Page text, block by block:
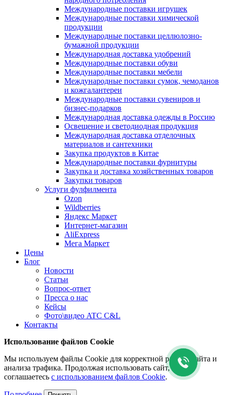
Международные поставки игрушек
Международные поставки химической
продукции
Международные поставки целлюлозно-
бумажной продукции
Международная доставка удобрений
Международные поставки обуви
Международные поставки мебели
Международные поставки сумок, чемоданов
и кожгалантереи
Международные поставки сувениров и
бизнес-подарков
Международная доставка одежды в Россию
Освещение и светодиодная продукция
Международная доставка отделочных
материалов и сантехники
Закупка продуктов в Китае
Международные поставки фурнитуры
Закупка и доставка хозяйственных товаров
Закупки товаров
Услуги фулфилмента
Ozon
Wildberries
Яндекс Маркет
Интернет-магазин
AliExpress
Мега Маркет
Цены
Блог
Новости
Статьи
Вопрос-ответ
Пресса о нас
Кейсы
Фото\видео ATC C&L
Контакты
Использование файлов Cookie
Мы используем файлы Cookie для корректной работы сайта и
анализа трафика. Продолжая использовать сайт, вы
соглашаетесь с использованием файлов Cookie.